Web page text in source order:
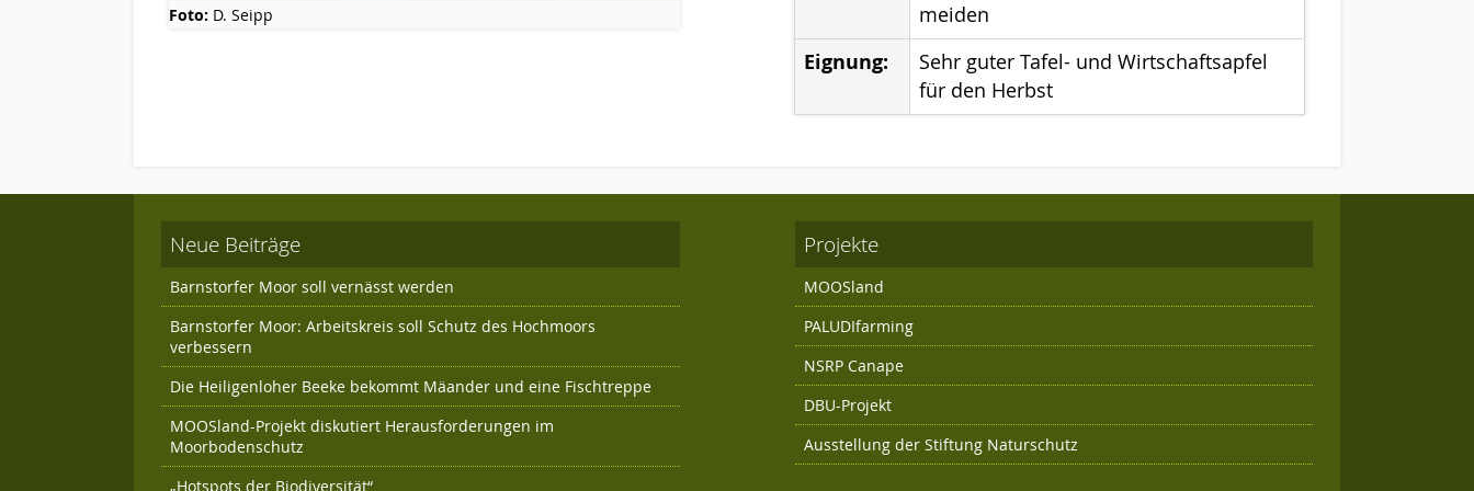
Foto: D. Seipp
meiden
Eignung:
Sehr guter Tafel- und Wirtschaftsapfel
für den Herbst
Neue Beiträge
Barnstorfer Moor soll vernässt werden
Barnstorfer Moor: Arbeitskreis soll Schutz des Hochmoors
verbessern
Die Heiligenloher Beeke bekommt Mäander und eine Fischtreppe
MOOSland-Projekt diskutiert Herausforderungen im
Moorbodenschutz
„Hotspots der Biodiversität“
Projekte
MOOSland
PALUDIfarming
NSRP Canape
DBU-Projekt
Ausstellung der Stiftung Naturschutz